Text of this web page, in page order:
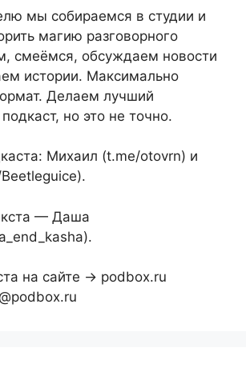
мы собираемся в студии и
магию разговорного
смеёмся, обсуждаем новости
истории. Максимально
Делаем лучший
но это не точно.
Михаил (t.me/otovrn) и
— Даша
на сайте → podbox.ru